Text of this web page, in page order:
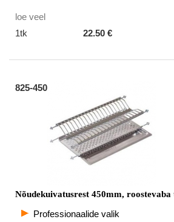
loe veel
1tk
22.50 €
825-450
Nõudekuivatusrest 450mm, roostevaba
Professionaalide valik